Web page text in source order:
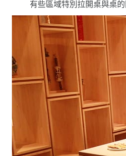
有些區域特別拉開桌與桌